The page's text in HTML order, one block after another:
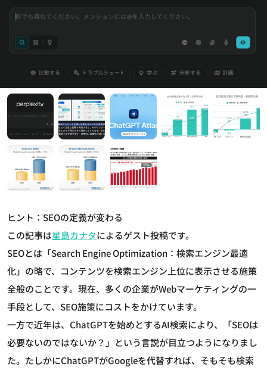
ヒント：SEOの定義が変わる
この記事は星島カナタによるゲスト投稿です。
SEOとは「Search Engine Optimization：検索エンジン最適
化」の略で、コンテンツを検索エンジン上位に表示させる施策
全般のことです。現在、多くの企業がWebマーケティングの一
手段として、SEO施策にコストをかけています。
一方で近年は、ChatGPTを始めとするAI検索により、「SEOは
必要ないのではないか？」という言説が目立つようになりまし
た。たしかにChatGPTがGoogleを代替すれば、そもそも検索